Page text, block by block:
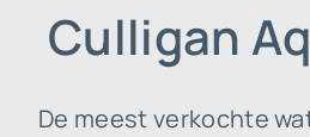
Culligan
De meest verkochte